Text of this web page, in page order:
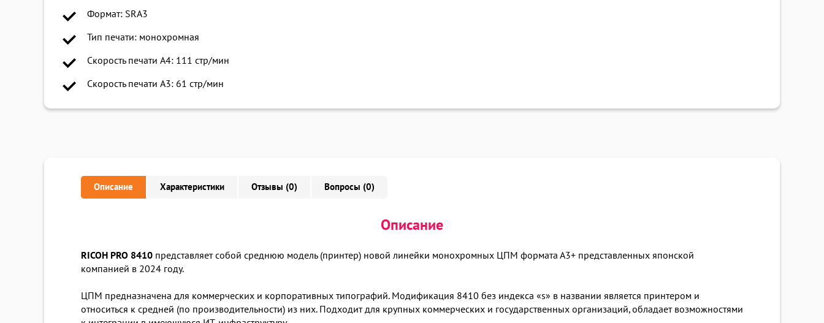
Формат: SRA3
Тип печати: монохромная
Скорость печати A4: 111 стр/мин
Скорость печати A3: 61 стр/мин
Описание Характеристики Отзывы (0) Вопросы (0)
Описание
RICOH PRO 8410 представляет собой среднюю модель (принтер) новой линейки монохромных ЦПМ формата А3+ представленных японской
компанией в 2024 году.
ЦПМ предназначена для коммерческих и корпоративных типографий. Модификация 8410 без индекса «s» в названии является принтером и
относиться к средней (по производительности) из них. Подходит для крупных коммерческих и государственных организаций, обладает возможностями